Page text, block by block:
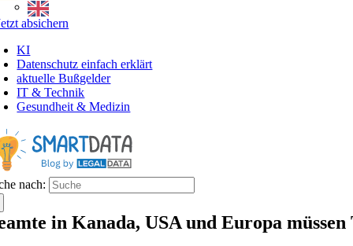
absichern
KI
Datenschutz einfach erklärt
aktuelle Bußgelder
IT & Technik
Gesundheit & Medizin
nach:
in Kanada, USA und Europa